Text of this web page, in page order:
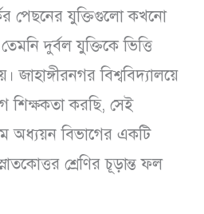
পেছনের যুক্তিগুলো কখনো
দুর্বল যুক্তিকে ভিত্তি
জাহাঙ্গীরনগর বিশ্ববিদ্যালয়ে
শিক্ষকতা করছি, সেই
অধ্যয়ন বিভাগের একটি
শ্রেণির চূড়ান্ত ফল